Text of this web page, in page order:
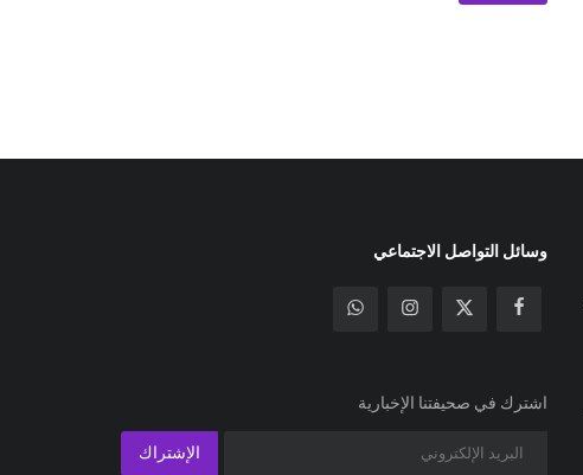
وسائل التواصل الاجتماعي
اشترك في صحيفتنا الإخبارية
الإشتراك